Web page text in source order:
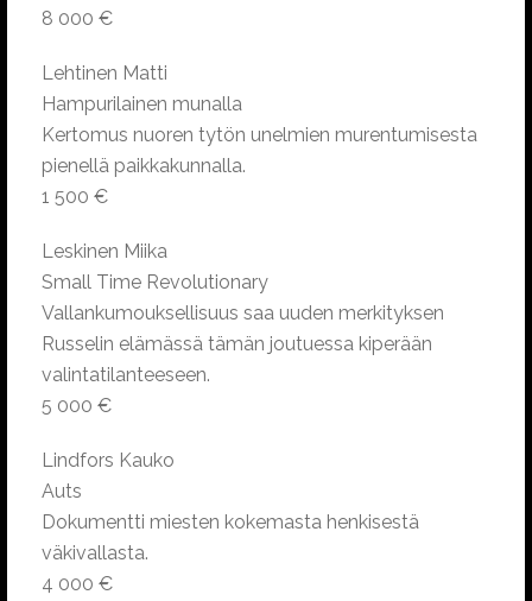
8 000 €
Lehtinen Matti
Hampurilainen munalla
Kertomus nuoren tytön unelmien murentumisesta
pienellä paikkakunnalla.
1 500 €
Leskinen Miika
Small Time Revolutionary
Vallankumouksellisuus saa uuden merkityksen
Russelin elämässä tämän joutuessa kiperään
valintatilanteeseen.
5 000 €
Lindfors Kauko
Auts
Dokumentti miesten kokemasta henkisestä
väkivallasta.
4 000 €